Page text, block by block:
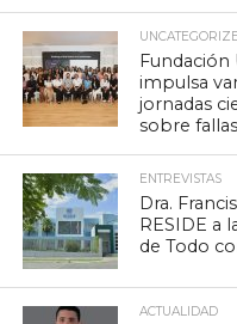
Fundación
impulsa
jornadas
sobre
ENTREVISTAS
Dra.
RESIDE a
de Todo
ACTUALIDAD